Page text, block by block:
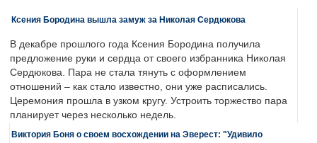
Ксения Бородина вышла замуж за Николая Сердюкова
В декабре прошлого года Ксения Бородина получила
предложение руки и сердца от своего избранника Николая
Сердюкова. Пара не стала тянуть с оформлением
отношений – как стало известно, они уже расписались.
Церемония прошла в узком кругу. Устроить торжество пара
планирует через несколько недель.
Виктория Боня о своем восхождении на Эверест: "Удивило